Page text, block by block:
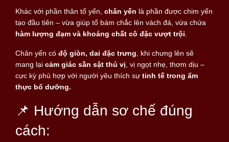
Khác với phần thân tổ yến, chân yến là phần được chim yến
tạo đầu tiên – vừa giúp tổ bám chắc lên vách đá, vừa chứa
hàm lượng đạm và khoáng chất cô đặc vượt trội
Chân yến có độ giòn, dai đặc trưng , khi chưng lên sẽ
mang lại cảm giác sần sật thú vị , vị ngọt nhẹ, thơm dịu –
cực kỳ phù hợp với người yêu thích sự tinh tế trong ẩm
thực bổ dưỡng.
📌 Hướng dẫn sơ chế đúng
cách: